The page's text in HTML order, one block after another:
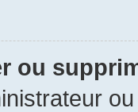
ou